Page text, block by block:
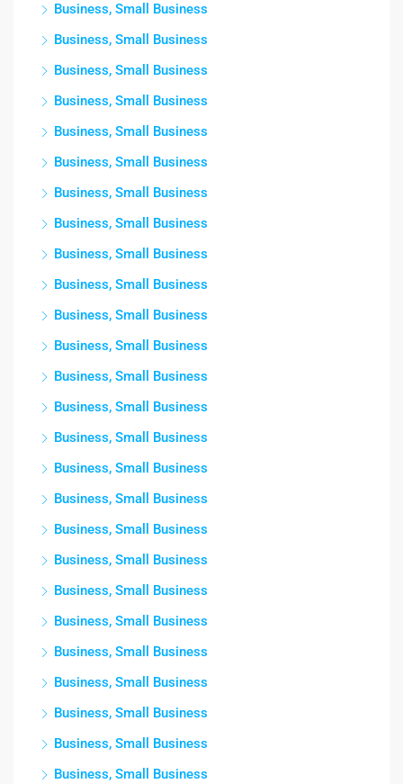
Business, Small Business
Business, Small Business
Business, Small Business
Business, Small Business
Business, Small Business
Business, Small Business
Business, Small Business
Business, Small Business
Business, Small Business
Business, Small Business
Business, Small Business
Business, Small Business
Business, Small Business
Business, Small Business
Business, Small Business
Business, Small Business
Business, Small Business
Business, Small Business
Business, Small Business
Business, Small Business
Business, Small Business
Business, Small Business
Business, Small Business
Business, Small Business
Business, Small Business
Business, Small Business